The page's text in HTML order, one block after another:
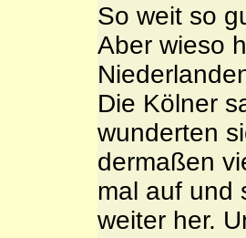
So weit so
Aber wieso
Die Kölner
wunderten
dermaßen
mal auf und
weiter her.